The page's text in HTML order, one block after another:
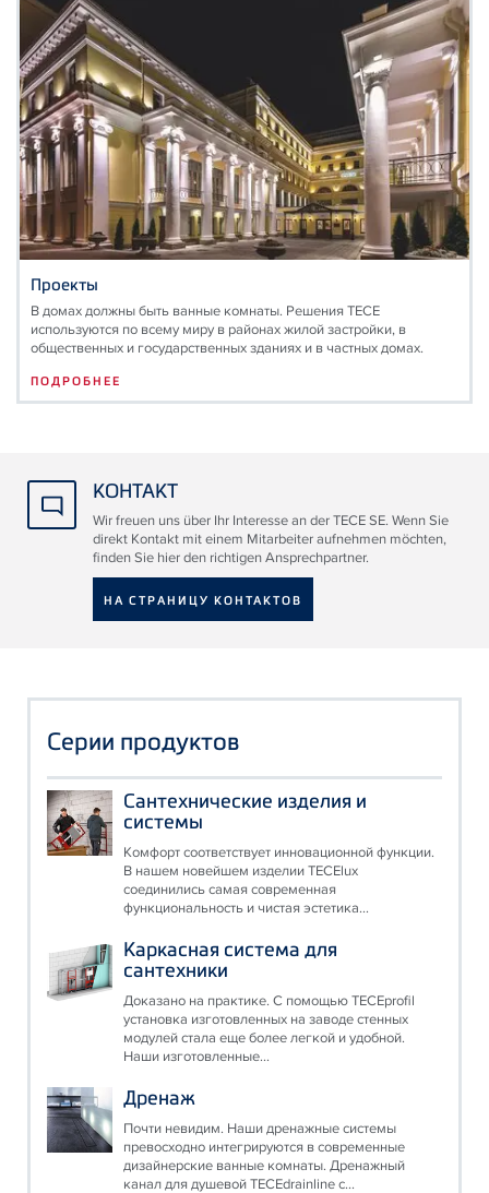
Проекты
В домах должны быть ванные комнаты. Решения TECE
используются по всему миру в районах жилой застройки, в
общественных и государственных зданиях и в частных домах.
ПОДРОБНЕЕ
КОНТАКТ
Wir freuen uns über Ihr Interesse an der TECE SE. Wenn Sie
direkt Kontakt mit einem Mitarbeiter aufnehmen möchten,
finden Sie hier den richtigen Ansprechpartner.
НА СТРАНИЦУ КОНТАКТОВ
Серии продуктов
Сантехнические изделия и
системы
Комфорт соответствует инновационной функции.
В нашем новейшем изделии TECElux
соединились самая современная
функциональность и чистая эстетика...
Каркасная система для
сантехники
Доказано на практике. С помощью TECEprofil
установка изготовленных на заводе стенных
модулей стала еще более легкой и удобной.
Наши изготовленные...
Дренаж
Почти невидим. Наши дренажные системы
превосходно интегрируются в современные
дизайнерские ванные комнаты. Дренажный
канал для душевой TECEdrainline с...